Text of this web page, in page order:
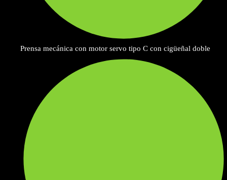
Prensa mecánica con motor servo tipo C con cigüeñal doble